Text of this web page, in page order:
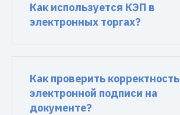
Как используется КЭП в
электронных торгах?
Как проверить корректность
электронной подписи на
документе?